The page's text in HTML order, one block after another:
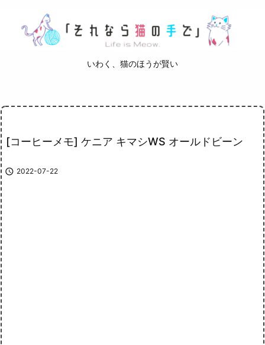
いわく、猫のほうが賢い
[コーヒーメモ] ケニア キマシWS オールドビーン
 2022-07-22